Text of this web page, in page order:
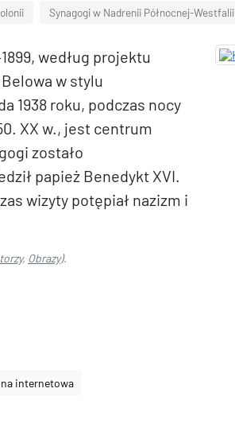
Synagogi w Nadrenii Północnej-Westfalii
według projektu
w stylu
1938 roku, podczas nocy
XX w., jest centrum
zostało
papież Benedykt XVI.
wizyty potępiał nazizm i
, Obrazy).
internetowa